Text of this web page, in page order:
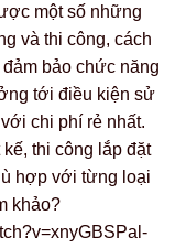
một số những
và thi công, cách
bảo chức năng
tới điều kiện sử
chi phí rẻ nhất.
thi công lắp đặt
hợp với từng loại
khảo?